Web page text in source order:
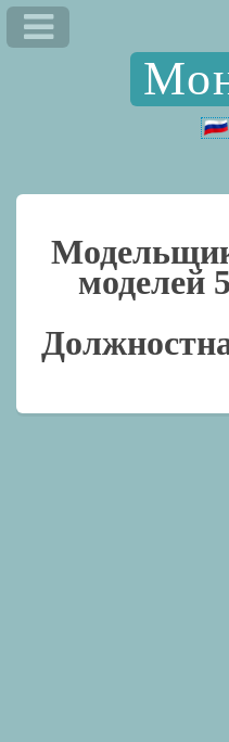
моделей